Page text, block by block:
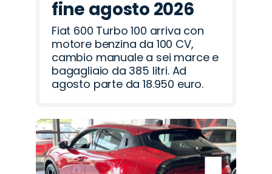
fine agosto 2026
Fiat 600 Turbo 100 arriva con
motore benzina da 100 CV,
cambio manuale a sei marce e
bagagliaio da 385 litri. Ad
agosto parte da 18.950 euro.